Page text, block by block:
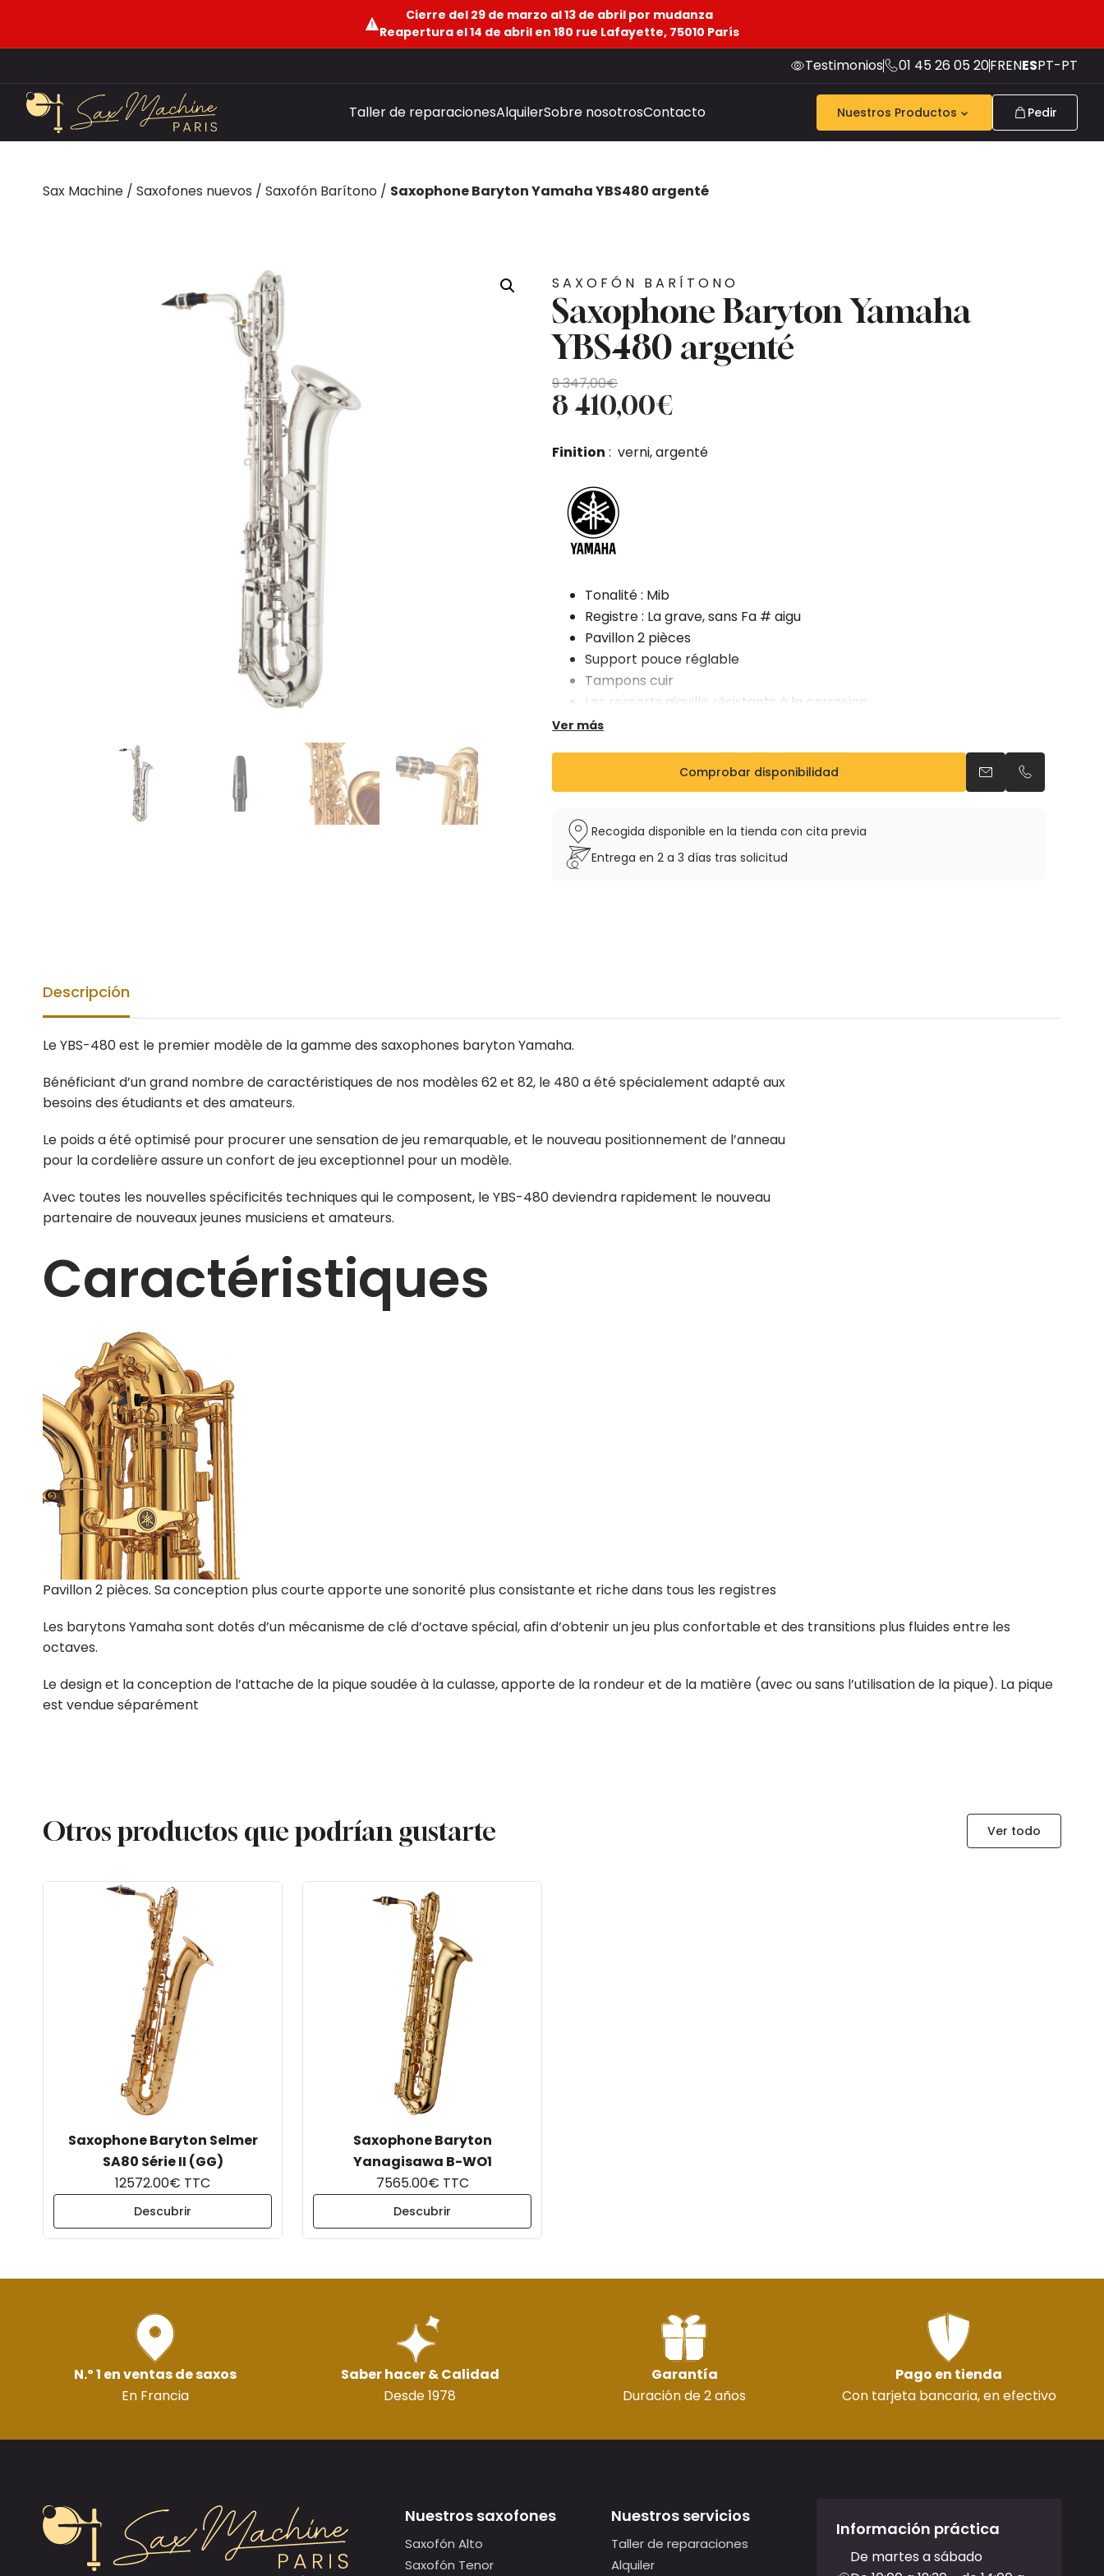
Cierre del 29 de marzo al 13 de abril por mudanza
Reapertura el 14 de abril en 180 rue Lafayette, 75010 París
Testimonios 01 45 26 05 20FRENESPT-PT
Taller de reparacionesAlquilerSobre nosotrosContacto Nuestros Productos Pedir
Sax Machine / Saxofones nuevos / Saxofón Barítono / Saxophone Baryton Yamaha YBS480 argenté
SAXOFÓN BARÍTONO
Saxophone Baryton Yamaha
YBS480 argenté
9 347,00€
El
precio
era:
347,00€.
8 410,00€
El
precio
es:
410,00€.
Finition : verni, argenté
Tonalité : Mib
Registre : La grave, sans Fa # aigu
Pavillon 2 pièces
Support pouce réglable
Tampons cuir
Les ressorts aiguille résistants à la corrosion
Vendu avec étui et bec 5C
Ver más
Comprobar disponibilidad Enviar un email
Llamar por
Recogida disponible en la tienda con cita previa
Entrega en 2 a 3 días tras solicitud
Descripción
Le YBS-480 est le premier modèle de la gamme des saxophones baryton Yamaha.
Bénéficiant d’un grand nombre de caractéristiques de nos modèles 62 et 82, le 480 a été spécialement adapté aux
besoins des étudiants et des amateurs.
Le poids a été optimisé pour procurer une sensation de jeu remarquable, et le nouveau positionnement de l’anneau
pour la cordelière assure un confort de jeu exceptionnel pour un modèle.
Avec toutes les nouvelles spécificités techniques qui le composent, le YBS-480 deviendra rapidement le nouveau
partenaire de nouveaux jeunes musiciens et amateurs.
Caractéristiques
Pavillon 2 pièces. Sa conception plus courte apporte une sonorité plus consistante et riche dans tous les registres
Les barytons Yamaha sont dotés d’un mécanisme de clé d’octave spécial, afin d’obtenir un jeu plus confortable et des transitions plus fluides entre les
octaves.
Le design et la conception de l’attache de la pique soudée à la culasse, apporte de la rondeur et de la matière (avec ou sans l’utilisation de la pique). La pique
est vendue séparément
Otros productos que podrían gustarte Ver todo
Saxophone Baryton Selmer
SA80 Série II (GG)
12572.00€ TTC
Descubrir
Saxophone Baryton
Yanagisawa B-WO1
7565.00€ TTC
Descubrir
N.º 1 en ventas de saxos
En Francia
Saber hacer & Calidad
Desde 1978
Garantía
Duración de 2 años
Pago en tienda
Con tarjeta bancaria, en efectivo
Nuestros saxofones
Saxofón Alto
Saxofón Tenor
Nuestros servicios
Taller de reparaciones
Alquiler
Información práctica
De martes a sábado